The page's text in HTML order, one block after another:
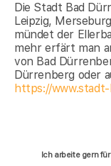
Die Stadt Bad
Leipzig,
mündet der
mehr erfärt man
von Bad
Dürrenberg oder
https://
Ich arbeite gern